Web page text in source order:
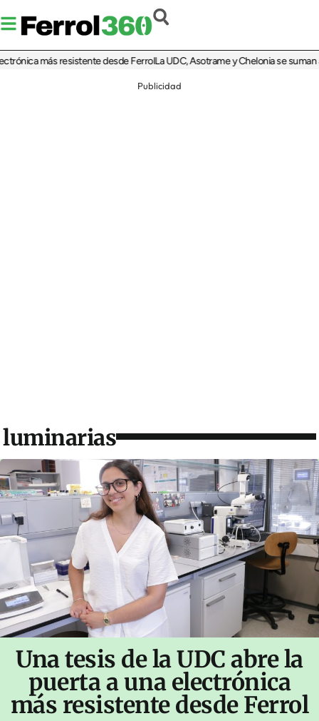
más resistente desde FerrolLa UDC, Asotrame y Chelonia se suman al
Publicidad
luminarias
Una tesis de la UDC abre la
puerta a una electrónica
más resistente desde Ferrol